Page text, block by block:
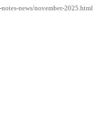
news/november-2025.html